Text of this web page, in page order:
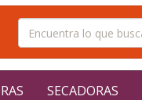
SECADORAS